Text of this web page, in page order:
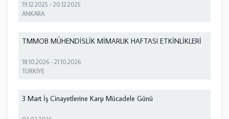
19.12.2025 -20.12.2025
ANKARA
TMMOB MÜHENDİSLİK MİMARLIK HAFTASI ETKİNLİKLERİ
18.10.2026 -21.10.2026
TÜRKİYE
3 Mart İş Cinayetlerine Karşı Mücadele Günü